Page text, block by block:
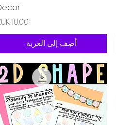
السعر
أضِف إلى العربة